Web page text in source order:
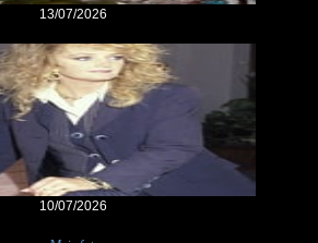
13/07/2026
10/07/2026